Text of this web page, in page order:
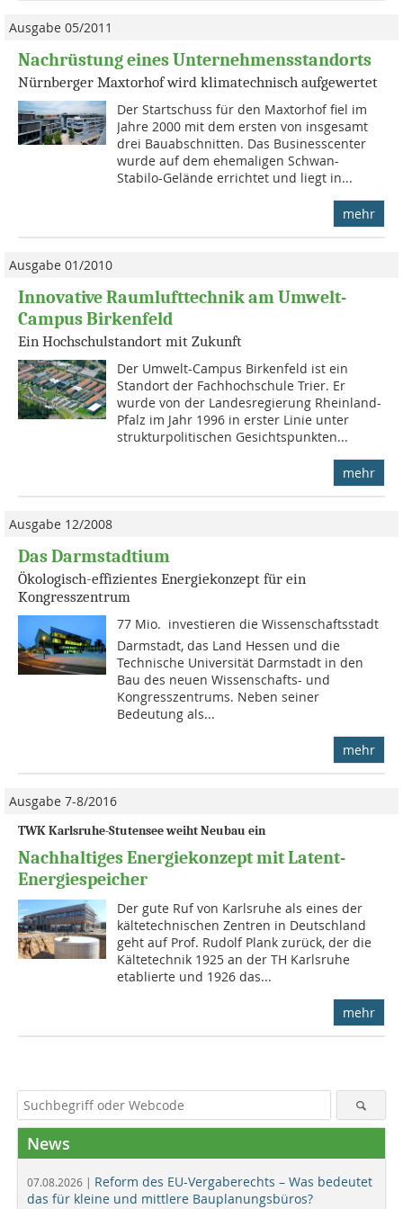
Ausgabe 05/2011
Nachrüstung eines Unternehmensstandorts
Nürnberger Maxtorhof wird klimatechnisch aufgewertet
Der Startschuss für den Maxtorhof fiel im
Jahre 2000 mit dem ersten von insgesamt
drei Bauabschnitten. Das Businesscenter
wurde auf dem ehemaligen Schwan-
Stabilo-Gelände errichtet und liegt in...
mehr
Ausgabe 01/2010
Innovative Raumlufttechnik am Umwelt­-
Campus Birkenfeld
Ein Hochschulstandort mit Zukunft
Der Umwelt-Campus Birkenfeld ist ein
Standort der Fachhochschule Trier. Er
wurde von der Landesregierung Rheinland-
Pfalz im Jahr 1996 in erster Linie unter
strukturpolitischen Gesichtspunkten...
mehr
Ausgabe 12/2008
Das Darmstadtium
Ökologisch-effizientes Energiekonzept für ein
Kongresszentrum
77 Mio.  investieren die Wissenschaftsstadt
Darmstadt, das Land Hessen und die
Technische Universität Darmstadt in den
Bau des neuen Wissenschafts- und
Kongresszentrums. Neben seiner
Bedeutung als...
mehr
Ausgabe 7-8/2016
TWK Karlsruhe-Stutensee weiht Neubau ein
Nachhaltiges Energiekonzept mit Latent-
Energiespeicher
Der gute Ruf von Karlsruhe als eines der
kältetechnischen Zentren in Deutsch­land
geht auf Prof. Rudolf Plank zurück, der die
Kälte­tec­hnik 1925 an der TH Karlsruhe
etablierte und 1926 das...
mehr
News
07.08.2026 | Reform des EU-Vergaberechts – Was bedeutet
das für kleine und mittlere Bauplanungsbüros?